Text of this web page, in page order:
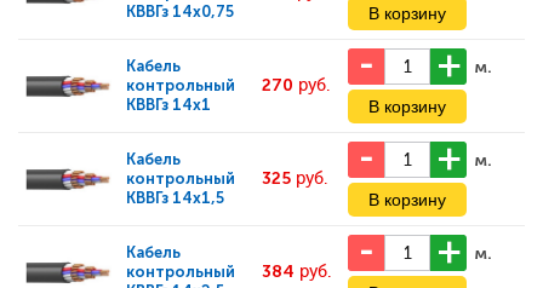
КВВГз 14х0,75
Кабель
контрольный
КВВГз 14х1
270 руб.
м.
Кабель
контрольный
КВВГз 14х1,5
325 руб.
м.
Кабель
контрольный
384 руб.
м.